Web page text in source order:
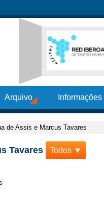
Arquivo
de Assis e Marcus Tavares
Tavares Todos ▼